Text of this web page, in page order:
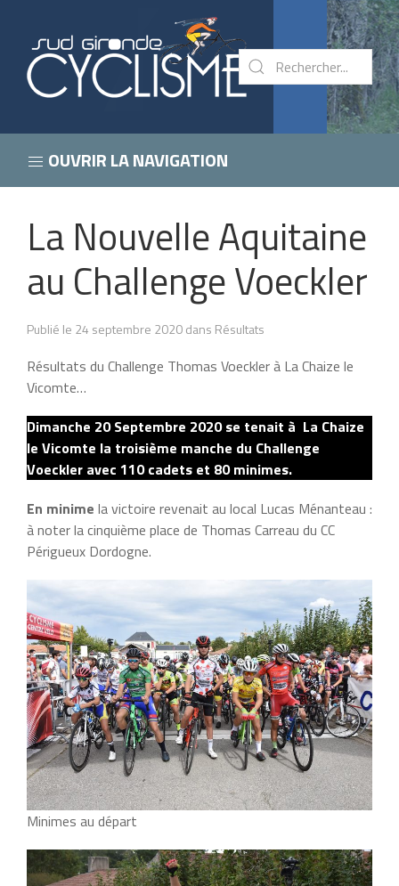
OUVRIR LA NAVIGATION
La Nouvelle Aquitaine
au Challenge Voeckler
Publié le 24 septembre 2020 dans Résultats
Résultats du Challenge Thomas Voeckler à La Chaize le
Vicomte…
Dimanche 20 Septembre 2020 se tenait à La Chaize
le Vicomte la troisième manche du Challenge
Voeckler avec 110 cadets et 80 minimes.
En minime la victoire revenait au local Lucas Ménanteau :
à noter la cinquième place de Thomas Carreau du CC
Périgueux Dordogne.
Minimes au départ